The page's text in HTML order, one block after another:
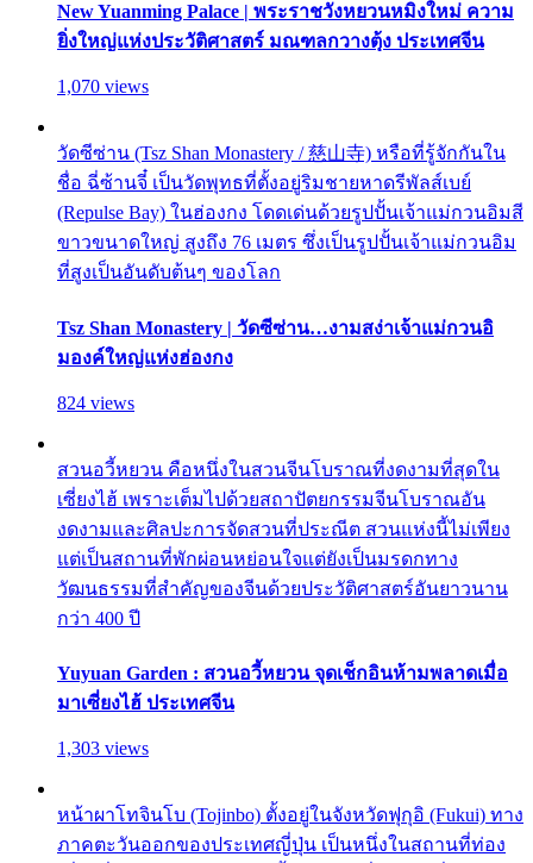
New Yuanming Palace | พระราชวังหยวนหมิงใหม่ ความ
ยิ่งใหญ่แห่งประวัติศาสตร์ มณฑลกวางตุ้ง ประเทศจีน
1,070 views
วัดซีซ่าน (Tsz Shan Monastery / 慈山寺) หรือที่รู้จักกันใน
ชื่อ ฉี่ซ้านจี๋ เป็นวัดพุทธที่ตั้งอยู่ริมชายหาดรีพัลส์เบย์
(Repulse Bay) ในฮ่องกง โดดเด่นด้วยรูปปั้นเจ้าแม่กวนอิมสี
ขาวขนาดใหญ่ สูงถึง 76 เมตร ซึ่งเป็นรูปปั้นเจ้าแม่กวนอิม
ที่สูงเป็นอันดับต้นๆ ของโลก
Tsz Shan Monastery | วัดซีซ่าน…งามสง่าเจ้าแม่กวนอิ
มองค์ใหญ่แห่งฮ่องกง
824 views
สวนอวี้หยวน คือหนึ่งในสวนจีนโบราณที่งดงามที่สุดใน
เซี่ยงไฮ้ เพราะเต็มไปด้วยสถาปัตยกรรมจีนโบราณอัน
งดงามและศิลปะการจัดสวนที่ประณีต สวนแห่งนี้ไม่เพียง
แต่เป็นสถานที่พักผ่อนหย่อนใจแต่ยังเป็นมรดกทาง
วัฒนธรรมที่สำคัญของจีนด้วยประวัติศาสตร์อันยาวนาน
กว่า 400 ปี
Yuyuan Garden : สวนอวี้หยวน จุดเช็กอินห้ามพลาดเมื่อ
มาเซี่ยงไฮ้ ประเทศจีน
1,303 views
หน้าผาโทจินโบ (Tojinbo) ตั้งอยู่ในจังหวัดฟุกุอิ (Fukui) ทาง
ภาคตะวันออกของประเทศญี่ปุ่น เป็นหนึ่งในสถานที่ท่อง